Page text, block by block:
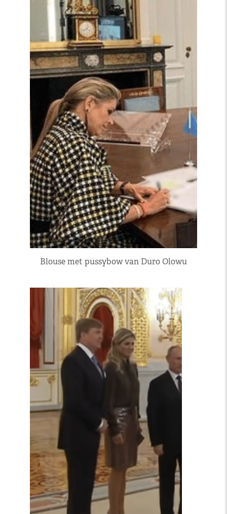
Blouse met pussybow van Duro Olowu